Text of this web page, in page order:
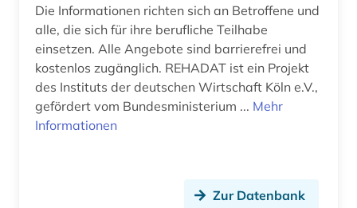
wirtschaft (7)
wirtschaftsgeschichte (1)
Die Informationen richten sich an Betroffene und
alle, die sich für ihre berufliche Teilhabe
einsetzen. Alle Angebote sind barrierefrei und
kostenlos zugänglich. REHADAT ist ein Projekt
des Instituts der deutschen Wirtschaft Köln e.V.,
gefördert vom Bundesministerium ... Mehr
Informationen
Zur Datenbank